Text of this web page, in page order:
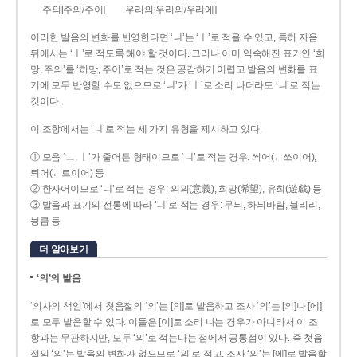
주의[주의/주이]
우리의[우리의/우리에]
이러한 발음의 변화를 반영한다면 ‘ㅢ’는 ‘ㅣ’로 적을 수 있고, 특히 자음
뒤에서는 ‘ㅣ’로 적도록 해야 할 것이다. 그러나 이미 익숙해진 표기인 ‘희
망, 주의’를 ‘히망, 주이’로 적는 것은 공감하기 어렵고 발음의 변화를 표
기에 모두 반영할 수도 없으므로 ‘ㅢ’가 ‘ㅣ’로 소리 나더라도 ‘ㅢ’로 적는
것이다.
이 조항에서는 ‘ㅢ’로 적는 세 가지 유형을 제시하고 있다.
① 모음 ‘ㅡ, ㅣ’가 줄어든 형태이므로 ‘ㅢ’로 적는 경우: 씌어(←쓰이어),
틔어(←트이어) 등
② 한자어이므로 ‘ㅢ’로 적는 경우: 의의(意義), 희망(希望), 유희(遊戱) 등
③ 발음과 표기의 전통에 따라 ‘ㅢ’로 적는 경우: 무늬, 하늬바람, 늴리리,
닁큼 등
더 알아보기
‘의’의 발음
‘의사의 책임’에서 첫음절의 ‘의’는 [의]로 발음하고 조사 ‘의’는 [의]나 [에]
로 모두 발음할 수 있다. 이들은 [이]로 소리 나는 경우가 아니라서 이 조
항과는 무관하지만, 모두 ‘의’로 적는다는 점에서 공통점이 있다. 즉 첫음
절의 ‘의’는 발음의 변화가 없으므로 ‘의’로 적고, 조사 ‘의’는 [에]로 발음할